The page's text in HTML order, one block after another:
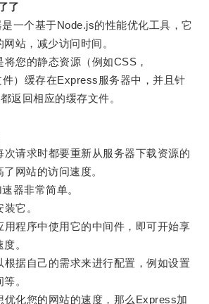
了
个基于Node.js的性能优化工具，它
站，减少访问时间。
您的静态资源（例如CSS，
）缓存在Express服务器中，并且针
返回相应的缓存文件。
请求时都要重新从服务器下载资源的
网站的访问速度。
非常简单。
它。
程序中使用它的中间件，即可开始享
。
据自己的需求来进行配置，例如设置
。
化您的网站的速度，那么Express加